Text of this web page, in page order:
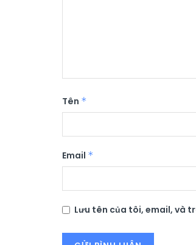
Tên *
Email *
Lưu tên của tôi, email, và